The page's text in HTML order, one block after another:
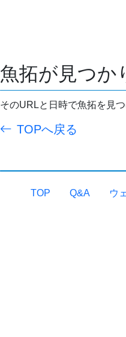
魚拓が見つか
そのURLと日時で魚拓を見
TOPへ戻る
TOP Q&A ウ